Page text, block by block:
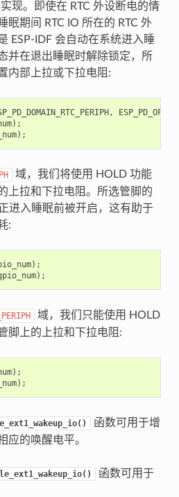
现。即使在 RTC 外设断电的情
眠期间 RTC IO 所在的 RTC 外
ESP-IDF 会自动在系统进入睡
并在退出睡眠时解除锁定，所
内部上拉或下拉电阻:
,
);
);
域，我们将使用 HOLD 功能
上拉和下拉电阻。所选管脚的
进入睡眠前被开启，这有助于
:
);
);
域，我们只能使用 HOLD
脚上的上拉和下拉电阻:
);
);
函数可用于增
应的唤醒电平。
函数可用于